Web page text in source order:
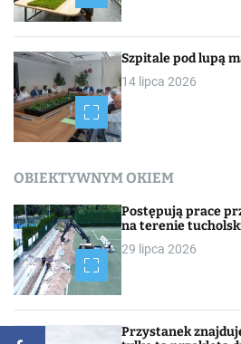
Szpitale pod lupą
14 lipca 2026
OBIEKTYWNYM OKIEM
Postępują prace
na terenie
29 lipca 2026
Przystanek